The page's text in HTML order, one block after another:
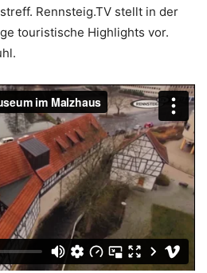
Rennsteig.TV stellt in der
touristische Highlights vor.